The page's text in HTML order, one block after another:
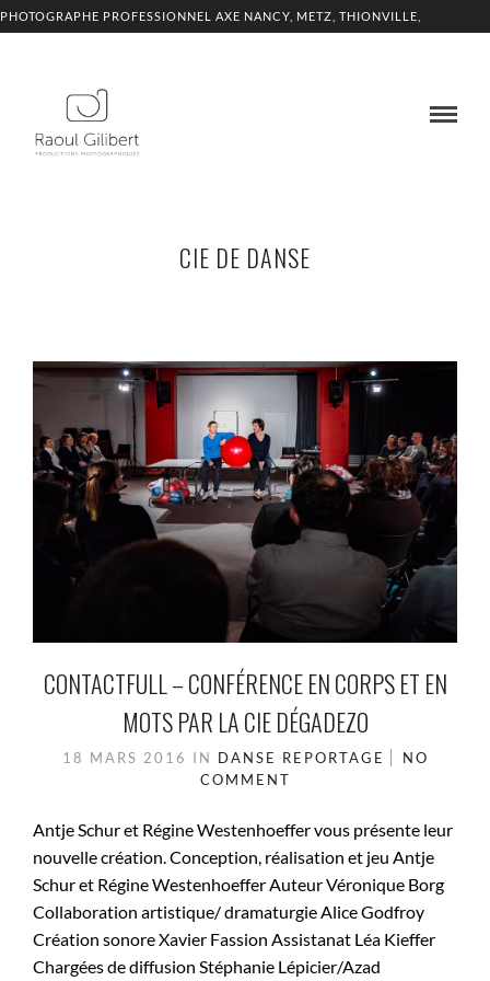
PHOTOGRAPHE PROFESSIONNEL AXE NANCY, METZ, THIONVILLE,
CIE DE DANSE
CONTACTFULL – CONFÉRENCE EN CORPS ET EN
MOTS PAR LA CIE DÉGADEZO
18 MARS 2016 IN DANSE REPORTAGE
NO
COMMENT
Antje Schur et Régine Westenhoeffer vous présente leur
nouvelle création. Conception, réalisation et jeu Antje
Schur et Régine Westenhoeffer Auteur Véronique Borg
Collaboration artistique/ dramaturgie Alice Godfroy
Création sonore Xavier Fassion Assistanat Léa Kieffer
Chargées de diffusion Stéphanie Lépicier/Azad